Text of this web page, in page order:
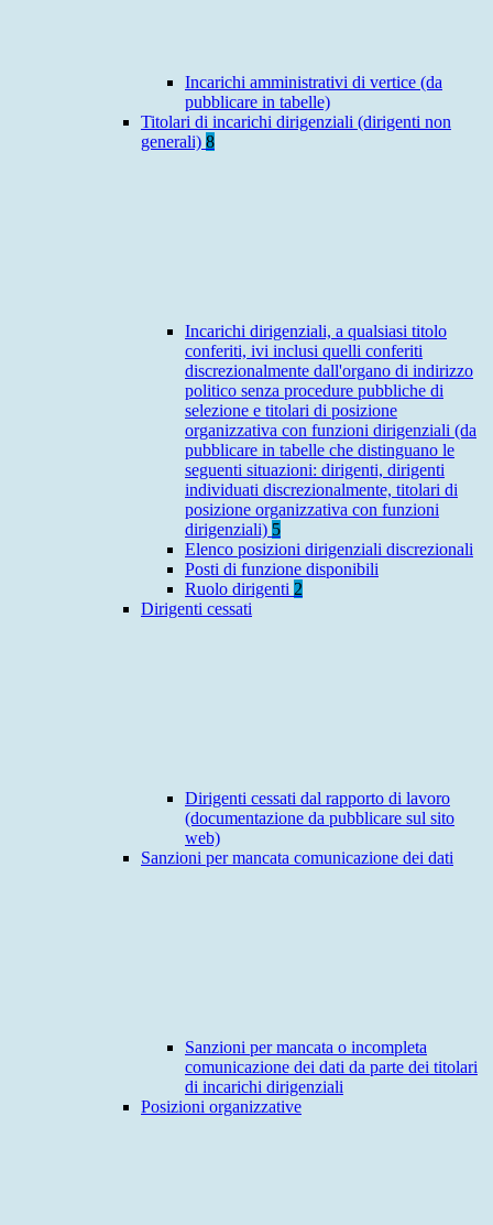
Incarichi amministrativi di vertice (da
pubblicare in tabelle)
Titolari di incarichi dirigenziali (dirigenti non
generali) 8
Incarichi dirigenziali, a qualsiasi titolo
conferiti, ivi inclusi quelli conferiti
discrezionalmente dall'organo di indirizzo
politico senza procedure pubbliche di
selezione e titolari di posizione
organizzativa con funzioni dirigenziali (da
pubblicare in tabelle che distinguano le
seguenti situazioni: dirigenti, dirigenti
individuati discrezionalmente, titolari di
posizione organizzativa con funzioni
dirigenziali) 5
Elenco posizioni dirigenziali discrezionali
Posti di funzione disponibili
Ruolo dirigenti 2
Dirigenti cessati
Dirigenti cessati dal rapporto di lavoro
(documentazione da pubblicare sul sito
web)
Sanzioni per mancata comunicazione dei dati
Sanzioni per mancata o incompleta
comunicazione dei dati da parte dei titolari
di incarichi dirigenziali
Posizioni organizzative